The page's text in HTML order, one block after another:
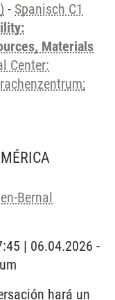
- Spanisch C1
Materials
Center:
Bernal
| 06.04.2026 -
hará un